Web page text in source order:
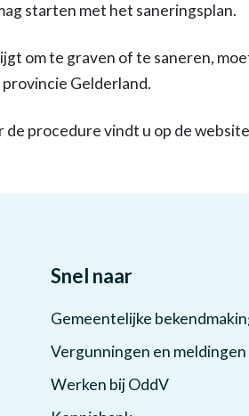
starten met het saneringsplan.
om te graven of te saneren,
provincie Gelderland.
procedure vindt u op de
Snel naar
Gemeentelijke
Vergunningen en meldingen
Werken bij OddV